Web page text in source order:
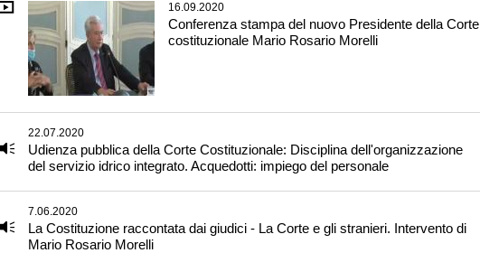
16.09.2020
Conferenza stampa del nuovo Presidente della Corte
costituzionale Mario Rosario Morelli
22.07.2020
Udienza pubblica della Corte Costituzionale: Disciplina dell'organizzazione
del servizio idrico integrato. Acquedotti: impiego del personale
7.06.2020
La Costituzione raccontata dai giudici - La Corte e gli stranieri. Intervento di
Mario Rosario Morelli